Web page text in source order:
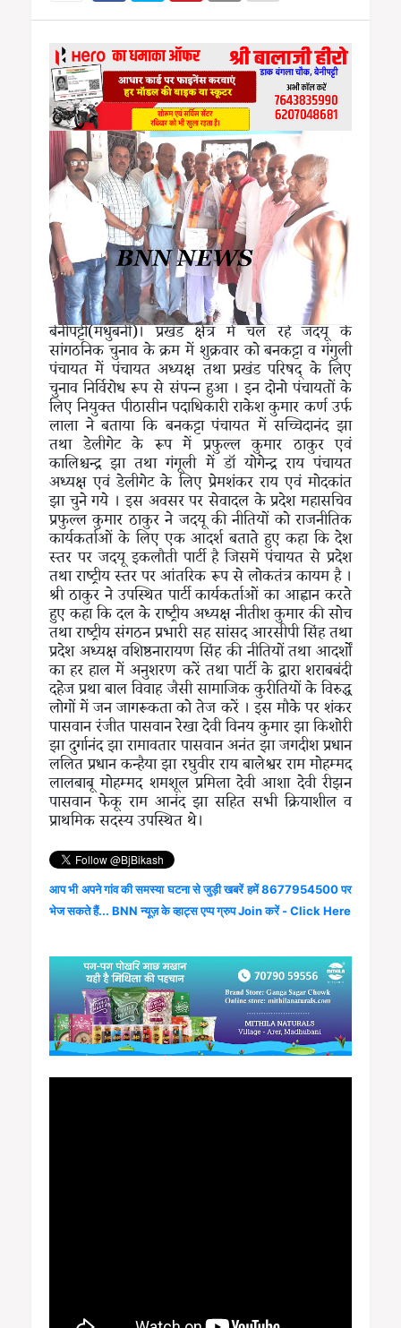
बेनीपट्टी(मधुबनी)। प्रखंड क्षेत्र में चल रहे जदयू के
सांगठनिक चुनाव के क्रम में शुक्रवार को बनकट्टा व गंगुली
पंचायत में पंचायत अध्यक्ष तथा प्रखंड परिषद् के लिए
चुनाव निर्विरोध रूप से संपन्न हुआ । इन दोनो पंचायतों के
लिए नियुक्त पीठासीन पदाधिकारी राकेश कुमार कर्ण उर्फ
लाला ने बताया कि बनकट्टा पंचायत में सच्चिदानंद झा
तथा डेलीगेट के रूप में प्रफुल्ल कुमार ठाकुर एवं
कालिश्चन्द्र झा तथा गंगूली में डॉ योगेन्द्र राय पंचायत
अध्यक्ष एवं डेलीगेट के लिए प्रेमशंकर राय एवं मोदकांत
झा चुने गये । इस अवसर पर सेवादल के प्रदेश महासचिव
प्रफुल्ल कुमार ठाकुर ने जदयू की नीतियों को राजनीतिक
कार्यकर्ताओं के लिए एक आदर्श बताते हुए कहा कि देश
स्तर पर जदयू इकलौती पार्टी है जिसमें पंचायत से प्रदेश
तथा राष्ट्रीय स्तर पर आंतरिक रूप से लोकतंत्र कायम है ।
श्री ठाकुर ने उपस्थित पार्टी कार्यकर्ताओं का आह्वान करते
हुए कहा कि दल के राष्ट्रीय अध्यक्ष नीतीश कुमार की सोच
तथा राष्ट्रीय संगठन प्रभारी सह सांसद आरसीपी सिंह तथा
प्रदेश अध्यक्ष वशिष्ठनारायण सिंह की नीतियों तथा आदर्शों
का हर हाल में अनुशरण करें तथा पार्टी के द्वारा शराबबंदी
दहेज प्रथा बाल विवाह जैसी सामाजिक कुरीतियों के विरुद्ध
लोगों में जन जागरूकता को तेज करें । इस मौके पर शंकर
पासवान रंजीत पासवान रेखा देवी विनय कुमार झा किशोरी
झा दुर्गानंद झा रामावतार पासवान अनंत झा जगदीश प्रधान
ललित प्रधान कन्हैया झा रघुवीर राय बालेश्वर राम मोहम्मद
लालबाबू मोहम्मद शमशूल प्रमिला देवी आशा देवी रीझन
पासवान फेकू राम आनंद झा सहित सभी क्रियाशील व
प्राथमिक सदस्य उपस्थित थे।
आप भी अपने गांव की समस्या घटना से जुड़ी खबरें हमें 8677954500 पर
भेज सकते हैं... BNN न्यूज़ के व्हाट्स एप्प ग्रुप Join करें - Click Here